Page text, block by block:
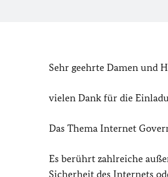
Sehr geehrte Damen und
vielen Dank für die
Das Thema Internet
Es berührt zahlreiche
Sicherheit des Internets